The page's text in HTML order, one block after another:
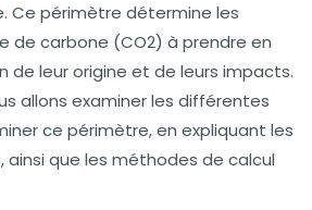
Ce périmètre détermine les
de carbone (CO2) à prendre en
de leur origine et de leurs impacts.
allons examiner les différentes
ce périmètre, en expliquant les
, ainsi que les méthodes de calcul